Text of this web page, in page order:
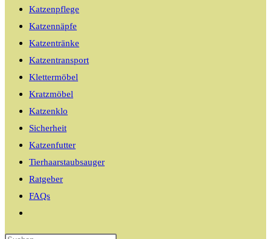
Katzenpflege
Katzennäpfe
Katzentränke
Katzentransport
Klettermöbel
Kratzmöbel
Katzenklo
Sicherheit
Katzenfutter
Tierhaarstaubsauger
Ratgeber
FAQs